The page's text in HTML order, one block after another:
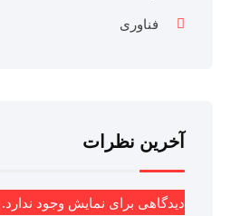
فناوری
آخرین نظرات
دیدگاهی برای نمایش وجود ندارد.